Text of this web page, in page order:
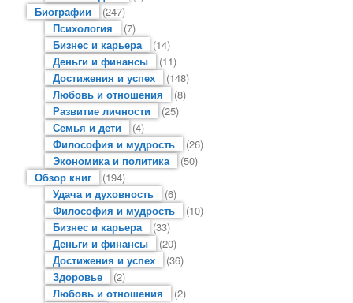
Биографии
(247)
Психология
(7)
Бизнес и карьера
(14)
Деньги и финансы
(11)
Достижения и успех
(148)
Любовь и отношения
(8)
Развитие личности
(25)
Семья и дети
(4)
Философия и мудрость
(26)
Экономика и политика
(50)
Обзор книг
(194)
Удача и духовность
(6)
Философия и мудрость
(10)
Бизнес и карьера
(33)
Деньги и финансы
(20)
Достижения и успех
(36)
Здоровье
(2)
Любовь и отношения
(2)